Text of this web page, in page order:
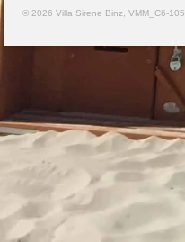
© 2026 Villa Sirene Binz, VMM_C6-105